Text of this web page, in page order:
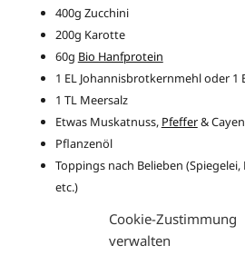
Cookie-Zustimmung
verwalten
400g Zucchini
200g Karotte
60g Bio Hanfprotein
1 EL Johannisbrotkernmehl oder 1
1 TL Meersalz
Etwas Muskatnuss, Pfeffer&
Pflanzenöl
Toppings nach Belieben (Spiegelei,
etc.)